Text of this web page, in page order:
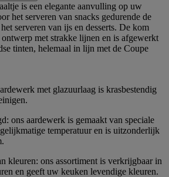
is een elegante aanvulling op uw
het serveren van snacks gedurende de
serveren van ijs en desserts. De kom
met strakke lijnen en is afgewerkt
tinten, helemaal in lijn met de Coupe
met glazuurlaag is krasbestendig
ons aardewerk is gemaakt van speciale
temperatuur en is uitzonderlijk
kleuren: ons assortiment is verkrijgbaar in
en geeft uw keuken levendige kleuren.